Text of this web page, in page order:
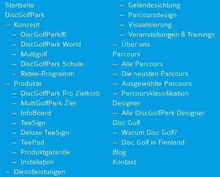
Startseite
DiscGolfPark
Konzept
DiscGolfPark®
DiscGolfPark World
Multigolf
DiscGolfPark Schule
Retee-Programm
Produkte
DiscGolfPark Pro Zielkorb
MultiGolfPark Ziel
InfoBoard
TeeSign
Deluxe TeeSign
TeePad
Produktgarantie
Installation
Dienstleistungen
Geländesichtung
Parcoursdesign
Visualisierung
Veranstaltungen & Trainings
Über uns
Parcours
Alle Parcours
Die neusten Parcours
Ausgewählte Parcours
Parcoursklassifikation
Designer
Alle DiscGolfPark Designer
Disc Golf
Warum Disc Golf?
Disc Golf in Finnland
Blog
Kontakt